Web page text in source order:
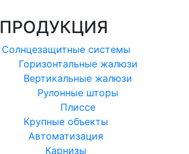
ПРОДУКЦИЯ
Солнцезащитные системы
Горизонтальные жалюзи
Вертикальные жалюзи
Рулонные шторы
Плиссе
Крупные объекты
Автоматизация
Карнизы